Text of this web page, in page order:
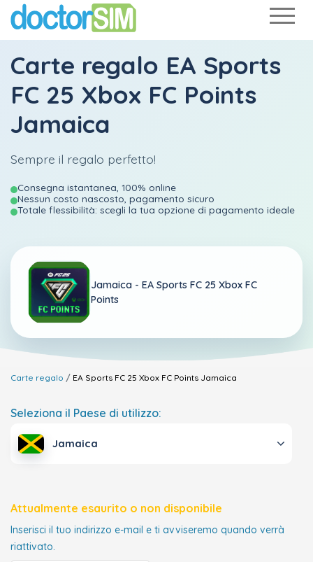
Carte regalo EA Sports
FC 25 Xbox FC Points
Jamaica
Sempre il regalo perfetto!
Consegna istantanea, 100% online
Nessun costo nascosto, pagamento sicuro
Totale flessibilità: scegli la tua opzione di pagamento ideale
Jamaica -EA Sports FC 25 Xbox FC
Points
Carte regalo EA Sports FC 25 Xbox FC Points Jamaica
Seleziona il Paese di utilizzo:
Jamaica
Attualmente esaurito o non disponibile
Inserisci il tuo indirizzo e-mail e ti avviseremo quando verrà
riattivato.